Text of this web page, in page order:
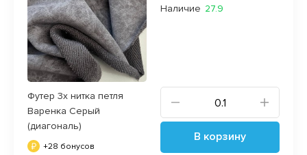
Футер 3х нитка петля
Варенка Серый
(диагональ)
+28 бонусов
Наличие 27.9
В корзину